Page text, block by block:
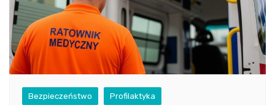
Bezpieczeństwo Profilaktyka